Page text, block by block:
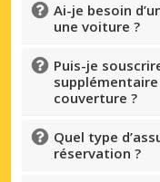
Ai-je besoin
une voiture ?
Puis-je
couverture ?
Quel type
réservation ?